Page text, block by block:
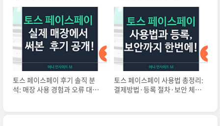
토스 페이스페이 후기 솔직 분
석: 매장 사용 경험과 오류 대처
토스 페이스페이 사용법 총정리:
결제방법·등록 절차·보안 체크